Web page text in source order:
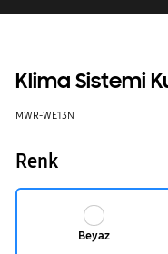
Klima Sistemi
MWR-WE13N
Renk
Beyaz